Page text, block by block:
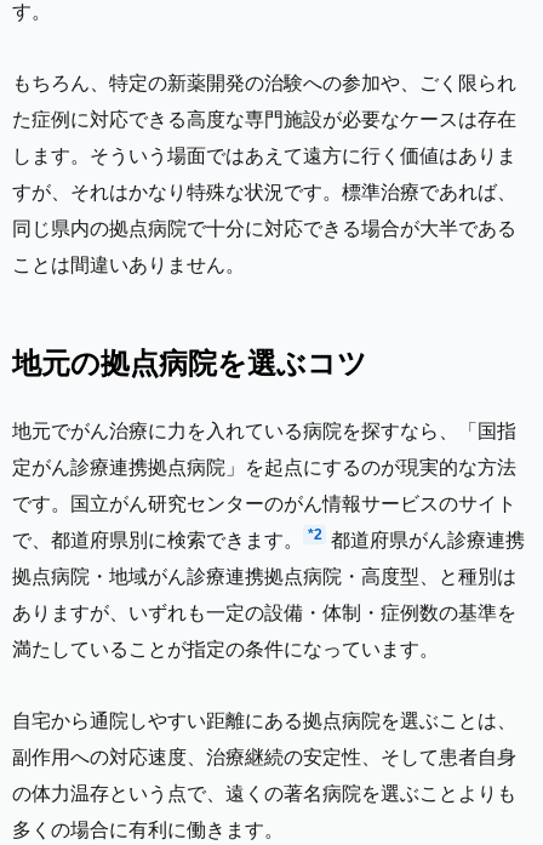
す。
もちろん、特定の新薬開発の治験への参加や、ごく限られ
た症例に対応できる高度な専門施設が必要なケースは存在
します。そういう場面ではあえて遠方に行く価値はありま
すが、それはかなり特殊な状況です。標準治療であれば、
同じ県内の拠点病院で十分に対応できる場合が大半である
ことは間違いありません。
地元の拠点病院を選ぶコツ
地元でがん治療に力を入れている病院を探すなら、「国指
定がん診療連携拠点病院」を起点にするのが現実的な方法
です。国立がん研究センターのがん情報サービスのサイト
で、都道府県別に検索できます。
*2 都道府県がん診療連携
拠点病院・地域がん診療連携拠点病院・高度型、と種別は
ありますが、いずれも一定の設備・体制・症例数の基準を
満たしていることが指定の条件になっています。
自宅から通院しやすい距離にある拠点病院を選ぶことは、
副作用への対応速度、治療継続の安定性、そして患者自身
の体力温存という点で、遠くの著名病院を選ぶことよりも
多くの場合に有利に働きます。